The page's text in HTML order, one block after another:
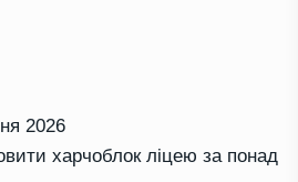
2026
харчоблок ліцею за понад